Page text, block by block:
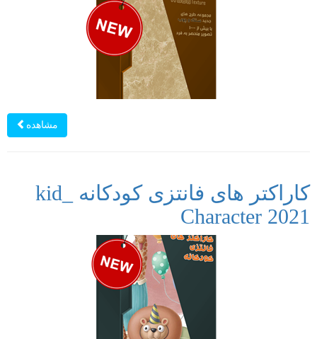
مشاهده
کاراکتر های فانتزی کودکانه _kid
Character 2021